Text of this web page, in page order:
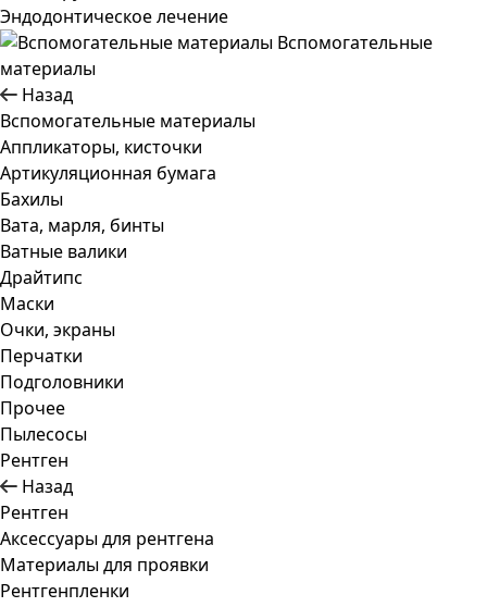
Эндодонтическое лечение
Вспомогательные
материалы
Назад
Вспомогательные материалы
Аппликаторы, кисточки
Артикуляционная бумага
Бахилы
Вата, марля, бинты
Ватные валики
Драйтипс
Маски
Очки, экраны
Перчатки
Подголовники
Прочее
Пылесосы
Рентген
Назад
Рентген
Аксессуары для рентгена
Материалы для проявки
Рентгенпленки